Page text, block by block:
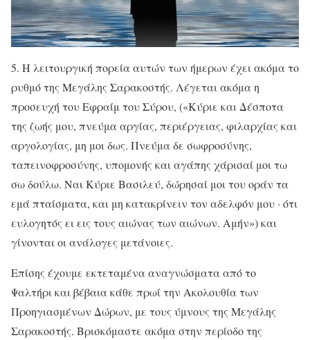
5. Η λειτουργική πορεία αυτών των ήμερων έχει ακόμα το
ρυθμό της Μεγάλης Σαρακοστής. Λέγεται ακόμα η
προσευχή του Εφραίμ του Σύρου, («Κύριε και Δέσποτα
της ζωής μου, πνεύμα αργίας, περιέργειας, φιλαρχίας και
αργολογίας, μη μοι δως. Πνεύμα δε σωφροσύνης,
ταπεινοφροσύνης, υπομονής και αγάπης χάρισαί μοι τω
σω δούλω. Ναι Κύριε Βασιλεύ, δώρησαί μοι του οράν τα
εμά πταίσματα, και μη κατακρίνειν τον αδελφόν μου · ότι
ευλογητός ει εις τους αιώνας των αιώνων. Αμήν») και
γίνονται οι ανάλογες μετάνοιες.
Επίσης έχουμε εκτεταμένα αναγνώσματα από το
Ψαλτήρι και βέβαια κάθε πρωί την Ακολουθία των
Προηγιασμένων Δώρων, με τους ύμνους της Μεγάλης
Σαρακοστής. Βρισκόμαστε ακόμα στην περίοδο της